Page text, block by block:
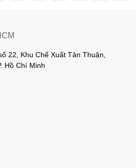
22, Khu Chế Xuất Tân Thuận,
Hồ Chí Minh